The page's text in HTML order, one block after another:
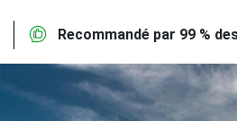
Recommandé par 99 %